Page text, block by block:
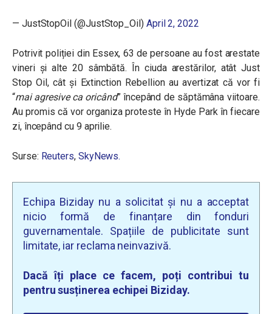
— JustStopOil (@JustStop_Oil) April 2, 2022
Potrivit poliției din Essex, 63 de persoane au fost arestate
vineri și alte 20 sâmbătă. În ciuda arestărilor, atât Just
Stop Oil, cât și Extinction Rebellion au avertizat că vor fi
“mai agresive ca oricând” începând de săptămâna viitoare.
Au promis că vor organiza proteste în Hyde Park în fiecare
zi, începând cu 9 aprilie.
Surse: Reuters, SkyNews.
Echipa Biziday nu a solicitat și nu a acceptat
nicio formă de finanțare din fonduri
guvernamentale. Spațiile de publicitate sunt
limitate, iar reclama neinvazivă.
Dacă îți place ce facem, poți contribui tu
pentru susținerea echipei Biziday.